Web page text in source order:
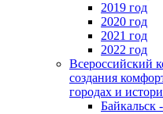
2019 год
2020 год
2021 год
2022 год
Всероссийский
создания
городах и
Байкальск